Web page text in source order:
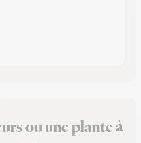
ou une plante à